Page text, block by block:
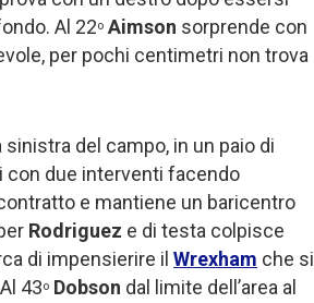
Al 22o Aimson sorprende con
per pochi centimetri non trova
del campo, in un paio di
con due interventi facendo
e mantiene un baricentro
Rodriguez e di testa colpisce
di impensierire il Wrexham che si
43o Dobson dal limite dell’area al